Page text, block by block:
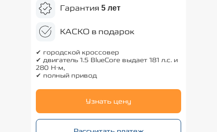
Гарантия 5 лет
КАСКО в подарок
Узнать цену
✔ городской кроссовер
✔ двигатель 1.5 BlueCore выдает 181 л.с. и
280 Н·м,
✔ полный привод